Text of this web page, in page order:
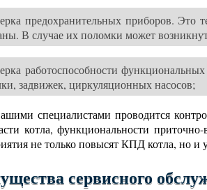
предохранительных приборов. Это
В случае их поломки может
работоспособности
задвижек, циркуляционных насосов;
специалистами проводится
котла, функциональности
не только повысят КПД котла, но и
сервисного